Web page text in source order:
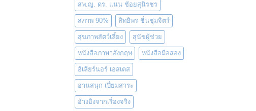
สพ.ญ. ดร. แนน ช้อยสุนิรชร
สภาพ 90% สิทธิพร ชื่นชุ่มจิตร์
สุขภาพสัตว์เลี้ยง สุนัขผู้ช่วย
หนังสือภาษาอังกฤษ หนังสือมือสอง
อีเลียร์นอร์ เอสเตส
อ่านสนุก เปี่ยมสาระ
อ้างอิงจากเรื่องจริง